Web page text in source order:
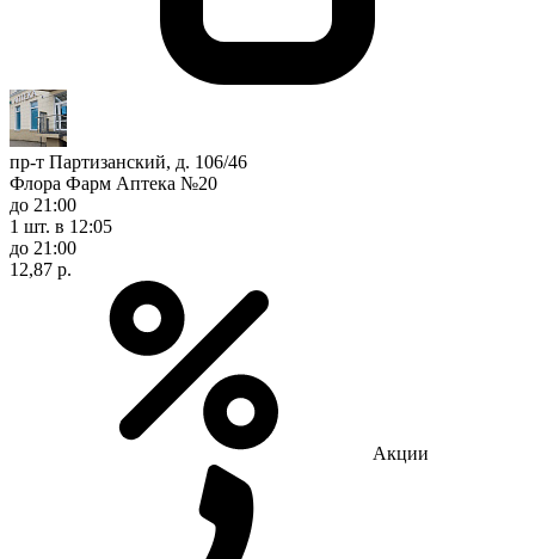
пр-т Партизанский, д. 106/46
Флора Фарм Аптека №20
до 21:00
1 шт. в 12:05
до 21:00
12,87 р.
Акции